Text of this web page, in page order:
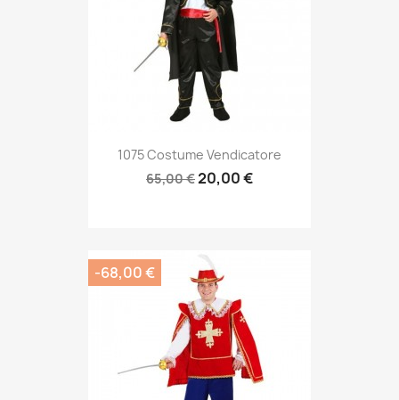
1075 Costume Vendicatore
65,00 €20,00 €
-68,00 €